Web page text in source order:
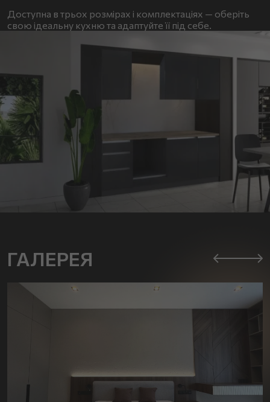
Доступна в трьох розмірах і комплектаціях — оберіть
свою ідеальну кухню та адаптуйте її під себе.
ГАЛЕРЕЯ